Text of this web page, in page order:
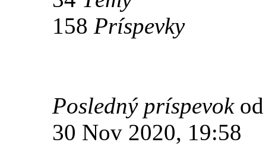
158 Príspevky
Posledný príspevok
30 Nov 2020, 19:58